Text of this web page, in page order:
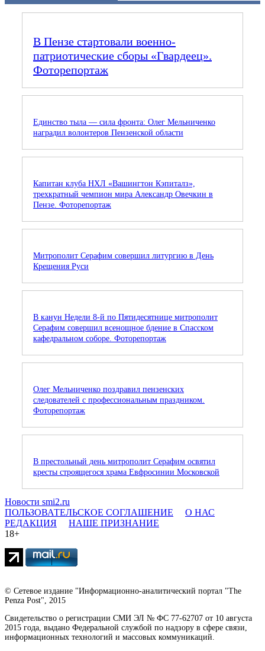
В Пензе стартовали военно-
патриотические сборы «Гвардеец».
Фоторепортаж
Единство тыла — сила фронта: Олег Мельниченко
наградил волонтеров Пензенской области
Капитан клуба НХЛ «Вашингтон Кэпиталз»,
трехкратный чемпион мира Александр Овечкин в
Пензе. Фоторепортаж
Митрополит Серафим совершил литургию в День
Крещения Руси
В канун Недели 8-й по Пятидесятнице митрополит
Серафим совершил всенощное бдение в Спасском
кафедральном соборе. Фоторепортаж
Олег Мельниченко поздравил пензенских
следователей с профессиональным праздником.
Фоторепортаж
В престольный день митрополит Серафим освятил
кресты строящегося храма Евфросинии Московской
Новости smi2.ru
ПОЛЬЗОВАТЕЛЬСКОЕ СОГЛАШЕНИЕ
О НАС
РЕДАКЦИЯ
НАШЕ ПРИЗНАНИЕ
18+
© Сетевое издание "Информационно-аналитический портал "The
Penza Post", 2015
Свидетельство о регистрации СМИ ЭЛ № ФС 77-62707 от 10 августа
2015 года, выдано Федеральной службой по надзору в сфере связи,
информационных технологий и массовых коммуникаций.